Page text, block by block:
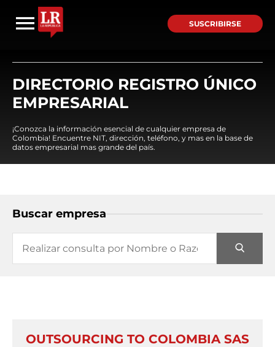
SUSCRIBIRSE
DIRECTORIO REGISTRO ÚNICO
EMPRESARIAL
¡Conozca la información esencial de cualquier empresa de
Colombia! Encuentre NIT, dirección, teléfono, y mas en la base de
datos empresarial mas grande del país.
Buscar empresa
OUTSOURCING TO COLOMBIA SAS